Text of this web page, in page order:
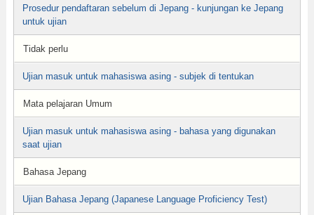
Prosedur pendaftaran sebelum di Jepang - kunjungan ke Jepang
untuk ujian
Tidak perlu
Ujian masuk untuk mahasiswa asing - subjek di tentukan
Mata pelajaran Umum
Ujian masuk untuk mahasiswa asing - bahasa yang digunakan
saat ujian
Bahasa Jepang
Ujian Bahasa Jepang (Japanese Language Proficiency Test)